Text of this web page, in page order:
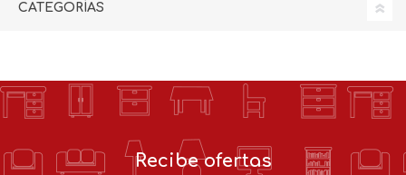
CATEGORÍAS
Recibe ofertas